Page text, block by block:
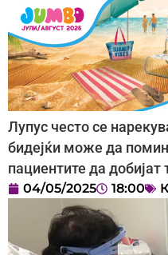
Лупус често се
бидејќи може да
пациентите да добијат
04/05/2025 18:00